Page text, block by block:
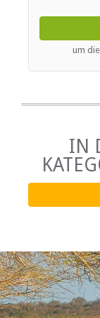
the perfect,
all on one
with a jungle
um
IN